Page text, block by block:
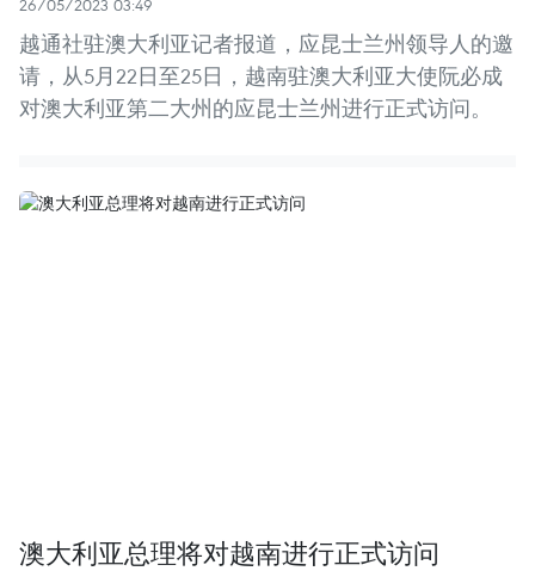
26/05/2023 03:49
越通社驻澳大利亚记者报道，应昆士兰州领导人的邀
请，从5月22日至25日，越南驻澳大利亚大使阮必成
对澳大利亚第二大州的应昆士兰州进行正式访问。
澳大利亚总理将对越南进行正式访问